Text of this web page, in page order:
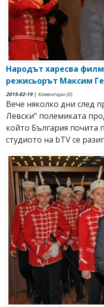
Народът харесва
режисьорът Максим
2015-02-19| Коментари (0)
Вече няколко дни след
Левски" полемиката
който България почита
студиото на bTV се